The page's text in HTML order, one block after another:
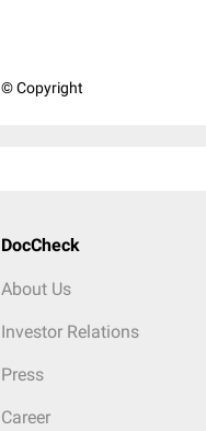
© Copyright
DocCheck
About Us
Investor Relations
Press
Career